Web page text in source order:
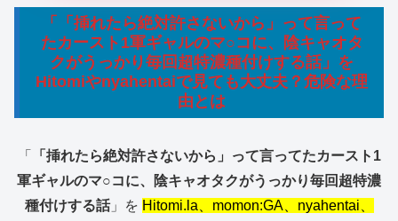
「「挿れたら絶対許さないから」って言って
たカースト1軍ギャルのマ○コに、陰キャオタ
クがうっかり毎回超特濃種付けする話」を
Hitomiやnyahentaiで見ても大丈夫？危険な理
由とは
「
「挿れたら絶対許さないから」って言ってたカースト1
軍ギャルのマ○コに、陰キャオタクがうっかり毎回超特濃
種付けする話」を Hitomi.la、momon:GA、nyahentai、